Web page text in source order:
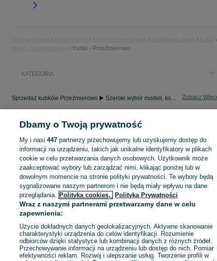
Kubki - Przeźmierowo
KATEGORIA
Sprzedaż kubków Przeźmierowo ▶️ Szeroki wybór modeli, kształtów i materiałów ✅ Nowe i używane w atrakcyjnych cenach ☝ Sprawdź oferty i kupuj na OLX.pl! Zobacz
Mapa kategorii
Mapa miejscowości
Mapa ministron
Popularne wyszukiwania
Dbamy o Twoją prywatność
My i nasi447 partnerzy przechowujemy lub uzyskujemy dostęp do
informacji na urządzeniu, takich jak unikalne identyfikatory w plikach
cookie w celu przetwarzania danych osobowych. Użytkownik może
zaakceptować wybory lub zarządzać nimi, klikając poniżej lub w
dowolnym momencie na stronie polityki prywatności. Te wybory będą
sygnalizowane naszym partnerom i nie będą miały wpływu na dane
przeglądania. Polityka cookies, Polityka Prywatności
Wraz z naszymi partnerami przetwarzamy dane w celu
zapewnienia:
Użycie dokładnych danych geolokalizacyjnych. Aktywne skanowanie
charakterystyki urządzenia do celów identyfikacji. Rozumienie
odbiorców dzięki statystyce lub kombinacji danych z różnych źródeł.
Przechowywanie informacji na urządzeniu lub dostęp do nich. Pomiar
efektywności reklam. Rozwój i ulepszanie usług. Tworzenie profili w